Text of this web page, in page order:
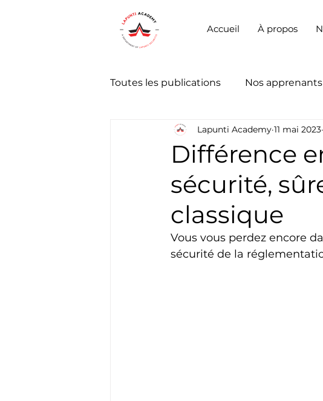
Accueil À propos
Toutes les publications Nos apprenants
Différence
sécurité,
classique
Lapunti Academy 11 mai 2023
Vous vous perdez encore
sécurité de la